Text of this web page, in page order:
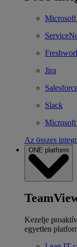
Jira
Slack
Microsoft
Az összes
ONE platform
Kezelje
egyetlen